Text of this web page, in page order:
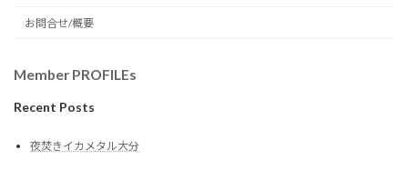
お問合せ/概要
Member PROFILEs
Recent Posts
夜焚きイカメタル大分